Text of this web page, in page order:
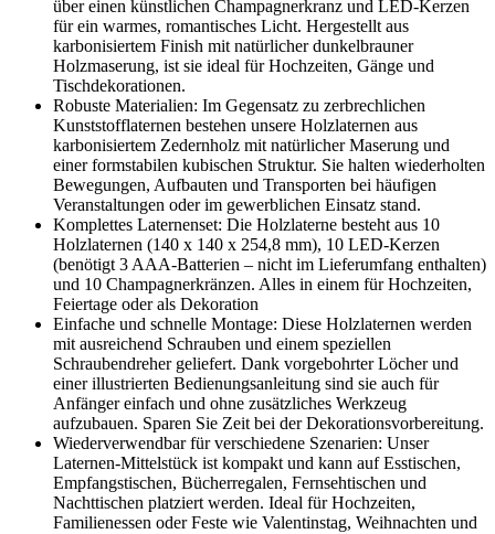
über einen künstlichen Champagnerkranz und LED-Kerzen
für ein warmes, romantisches Licht. Hergestellt aus
karbonisiertem Finish mit natürlicher dunkelbrauner
Holzmaserung, ist sie ideal für Hochzeiten, Gänge und
Tischdekorationen.
Robuste Materialien: Im Gegensatz zu zerbrechlichen
Kunststofflaternen bestehen unsere Holzlaternen aus
karbonisiertem Zedernholz mit natürlicher Maserung und
einer formstabilen kubischen Struktur. Sie halten wiederholten
Bewegungen, Aufbauten und Transporten bei häufigen
Veranstaltungen oder im gewerblichen Einsatz stand.
Komplettes Laternenset: Die Holzlaterne besteht aus 10
Holzlaternen (140 x 140 x 254,8 mm), 10 LED-Kerzen
(benötigt 3 AAA-Batterien – nicht im Lieferumfang enthalten)
und 10 Champagnerkränzen. Alles in einem für Hochzeiten,
Feiertage oder als Dekoration
Einfache und schnelle Montage: Diese Holzlaternen werden
mit ausreichend Schrauben und einem speziellen
Schraubendreher geliefert. Dank vorgebohrter Löcher und
einer illustrierten Bedienungsanleitung sind sie auch für
Anfänger einfach und ohne zusätzliches Werkzeug
aufzubauen. Sparen Sie Zeit bei der Dekorationsvorbereitung.
Wiederverwendbar für verschiedene Szenarien: Unser
Laternen-Mittelstück ist kompakt und kann auf Esstischen,
Empfangstischen, Bücherregalen, Fernsehtischen und
Nachttischen platziert werden. Ideal für Hochzeiten,
Familienessen oder Feste wie Valentinstag, Weihnachten und